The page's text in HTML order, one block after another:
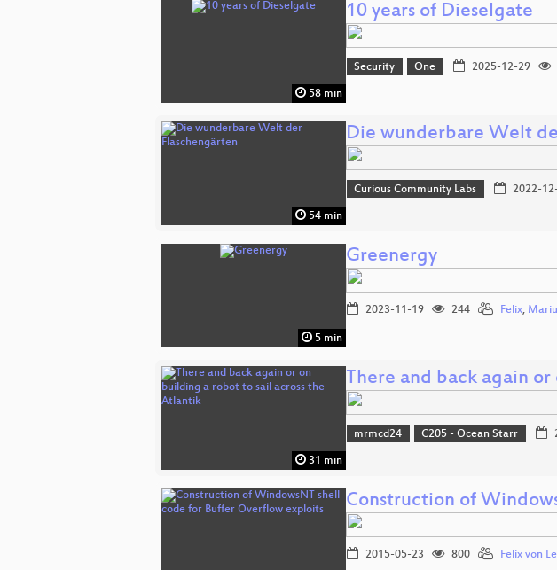
58 min
10 years of Dieselgate
Security One 2025-12-29
54 min
Die wunderbare Welt
Curious Community Labs 2022-
5 min
Greenergy
2023-11-19 244 Felix,
31 min
There and back again
mrmcd24 C205 - Ocean Starr
Construction of
2015-05-23 800 Felix von